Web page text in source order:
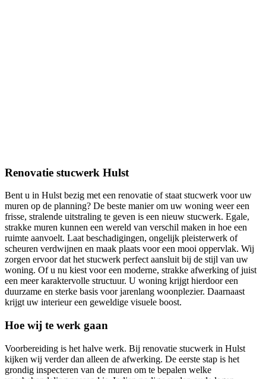
Renovatie stucwerk Hulst
Bent u in Hulst bezig met een renovatie of staat stucwerk voor uw
muren op de planning? De beste manier om uw woning weer een
frisse, stralende uitstraling te geven is een nieuw stucwerk. Egale,
strakke muren kunnen een wereld van verschil maken in hoe een
ruimte aanvoelt. Laat beschadigingen, ongelijk pleisterwerk of
scheuren verdwijnen en maak plaats voor een mooi oppervlak. Wij
zorgen ervoor dat het stucwerk perfect aansluit bij de stijl van uw
woning. Of u nu kiest voor een moderne, strakke afwerking of juist
een meer karaktervolle structuur. U woning krijgt hierdoor een
duurzame en sterke basis voor jarenlang woonplezier. Daarnaast
krijgt uw interieur een geweldige visuele boost.
Hoe wij te werk gaan
Voorbereiding is het halve werk. Bij renovatie stucwerk in Hulst
kijken wij verder dan alleen de afwerking. De eerste stap is het
grondig inspecteren van de muren om te bepalen welke